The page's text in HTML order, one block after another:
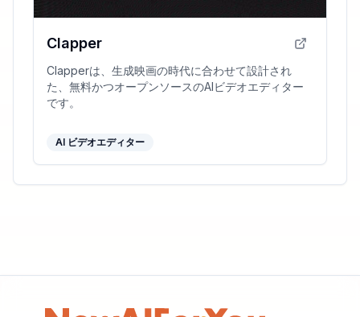
Clapper
Clapperは、生成映画の時代に合わせて設計され
た、無料かつオープンソースのAIビデオエディター
です。
AI ビデオエディター